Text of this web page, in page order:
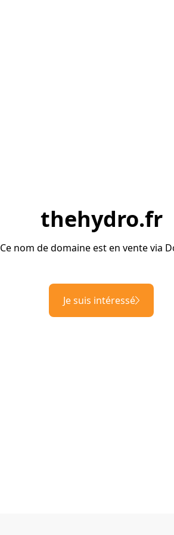
thehydro.fr
Ce nom de domaine est en vente via
Je suis intéressé